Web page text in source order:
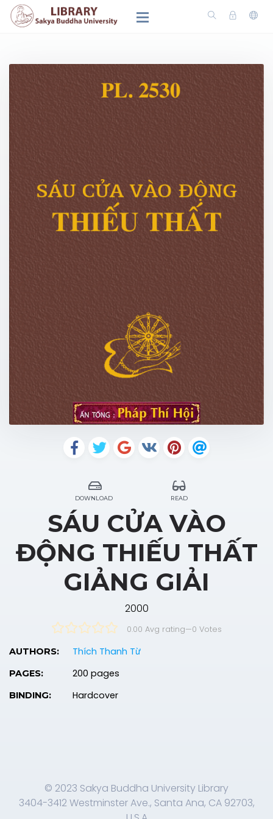
DOWNLOAD READ
SÁU CỬA VÀO
ĐỘNG THIẾU THẤT
GIẢNG GIẢI
2000
0.00 Avg rating—0 Votes
AUTHORS: Thích Thanh Từ
PAGES: 200 pages
BINDING: Hardcover
© 2023 Sakya Buddha University Library
3404-3412 Westminster Ave., Santa Ana, CA 92703,